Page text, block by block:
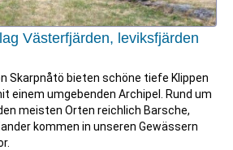
Västerfjärden, leviksfjärden
Skarpnåtö bieten schöne tiefe Klippen
einem umgebenden Archipel. Rund um
meisten Orten reichlich Barsche,
kommen in unseren Gewässern